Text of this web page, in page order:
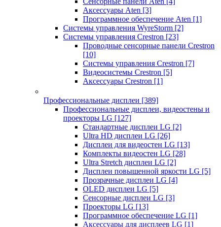
Аксессуары Aten [3]
Программное обеспечение Aten [1]
Системы управления WyreStorm [2]
Системы управления Crestron [23]
Проводные сенсорные панели Crestron
[10]
Системы управления Crestron [7]
Видеосистемы Crestron [5]
Аксессуары Crestron [1]
Профессиональные дисплеи [389]
Профессиональные дисплеи, видеостены и
проекторы LG [127]
Стандартные дисплеи LG [2]
Ultra HD дисплеи LG [26]
Дисплеи для видеостен LG [13]
Комплекты видеостен LG [28]
Ultra Stretch дисплеи LG [2]
Дисплеи повышенной яркости LG [5]
Прозрачные дисплеи LG [4]
OLED дисплеи LG [5]
Сенсорные дисплеи LG [3]
Проекторы LG [13]
Программное обеспечение LG [1]
Аксессуары для дисплеев LG [1]